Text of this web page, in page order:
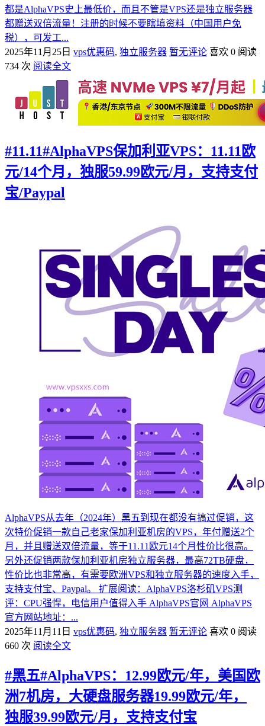
都是AlphaVPS史上最低价，而且不管是VPS还是独立服务器
都赠送双倍流量！注册的时候不要瞎填资料（中国用户免
税），可发工...
2025年11月25日 vps优惠码, 独立服务器 暂无评论 喜欢 0 阅读
734 次 阅读全文
#11.11#AlphaVPS保加利亚VPS：11.11欧
元/14个月，独服59.99欧元/月，支持支付
宝/Paypal
AlphaVPS从去年（2024年）黑五到现在都没有搞过促销，这
次特价促销一款自己老家保加利亚机房的VPS，年付赠送2个
月，并且赠送双倍流量，等于11.11欧元14个月性价比很高。
另外还促销两款保加利亚机房独立服务器，最高72TB硬盘，
性价比也非常高，有需要欧洲VPS和独立服务器的速度入手，
支持支付宝、Paypal。 扩展阅读：AlphaVPS洛杉矶VPS测
评：CPU强悍，电信用户值得入手 AlphaVPS官网 AlphaVPS
官方网站地址：...
2025年11月11日 vps优惠码, 独立服务器 暂无评论 喜欢 0 阅读
660 次 阅读全文
#黑五#AlphaVPS：12.99欧元/年，美国欧
洲7机房，大硬盘服务器19.99欧元/年，
独服39.99欧元/月，支持支付宝